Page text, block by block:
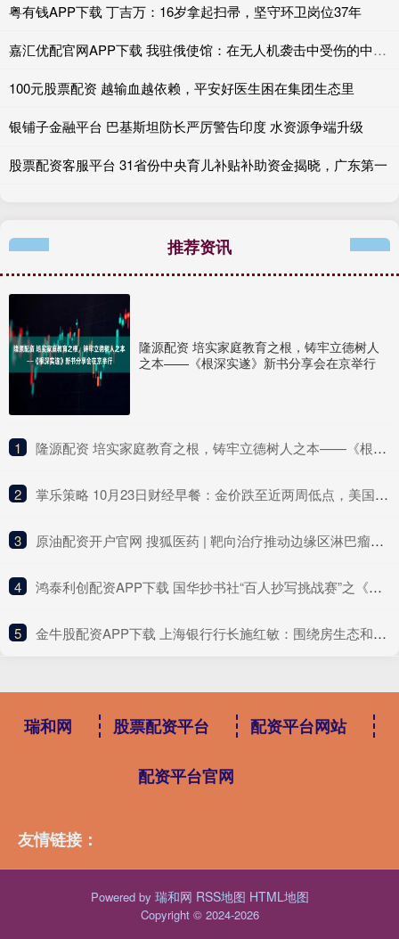
粤有钱APP下载 丁吉万：16岁拿起扫帚，坚守环卫岗位37年
嘉汇优配官网APP下载 我驻俄使馆：在无人机袭击中受伤的中国公民无生命危险
100元股票配资 越输血越依赖，平安好医生困在集团生态里
银铺子金融平台 巴基斯坦防长严厉警告印度 水资源争端升级
股票配资客服平台 31省份中央育儿补贴补助资金揭晓，广东第一
推荐资讯
隆源配资 培实家庭教育之根，铸牢立德树人
之本——《根深实遂》新书分享会在京举行
1 ​隆源配资 培实家庭教育之根，铸牢立德树人之本——《根深实遂》新书分享会在京举行
2 ​掌乐策略 10月23日财经早餐：金价跌至近两周低点，美国将宣布大幅对俄制裁措施，油价上涨超3%
3 ​原油配资开户官网 搜狐医药 | 靶向治疗推动边缘区淋巴瘤进入“无化疗”时代
4 ​鸿泰利创配资APP下载 国华抄书社“百人抄写挑战赛”之《昭明文选》（总第35场）
5 ​金牛股配资APP下载 上海银行行长施红敏：围绕房生态和车生态加大零售信贷拓展力度
瑞和网 股票配资平台 配资平台网站
配资平台官网
友情链接：
Powered by 瑞和网 RSS地图 HTML地图
Copyright © 2024-2026